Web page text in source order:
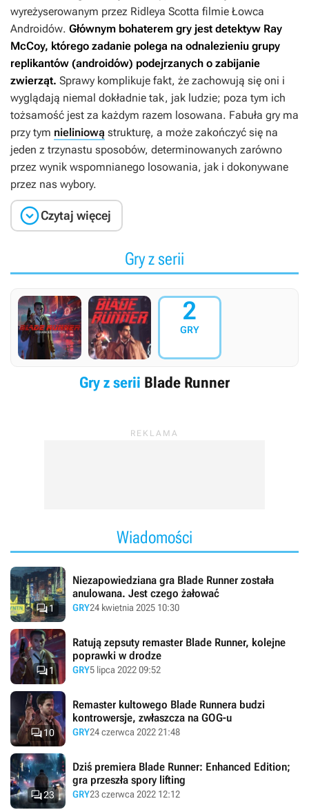
wyreżyserowanym przez Ridleya Scotta filmie Łowca
Androidów. Głównym bohaterem gry jest detektyw Ray
McCoy, którego zadanie polega na odnalezieniu grupy
replikantów (androidów) podejrzanych o zabijanie
zwierząt. Sprawy komplikuje fakt, że zachowują się oni i
wyglądają niemal dokładnie tak, jak ludzie; poza tym ich
tożsamość jest za każdym razem losowana. Fabuła gry ma
przy tym nieliniową strukturę, a może zakończyć się na
jeden z trzynastu sposobów, determinowanych zarówno
przez wynik wspomnianego losowania, jak i dokonywane
przez nas wybory.
Czytaj więcej
Gry z serii
2
GRY
Gry z serii Blade Runner
Wiadomości
1
Niezapowiedziana gra Blade Runner została
anulowana. Jest czego żałować
GRY24 kwietnia 2025 10:30
1
Ratują zepsuty remaster Blade Runner, kolejne
poprawki w drodze
GRY5 lipca 2022 09:52
10
Remaster kultowego Blade Runnera budzi
kontrowersje, zwłaszcza na GOG-u
GRY24 czerwca 2022 21:48
23
Dziś premiera Blade Runner: Enhanced Edition;
gra przeszła spory lifting
GRY23 czerwca 2022 12:12